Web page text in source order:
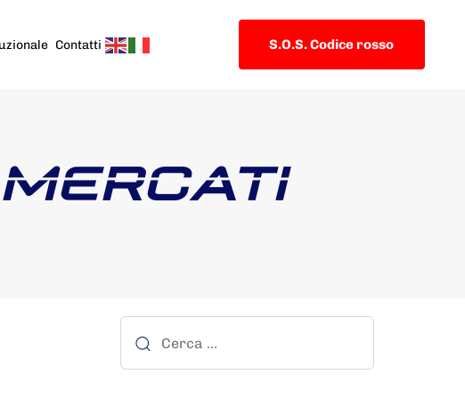
Contatti S.O.S. Codice rosso